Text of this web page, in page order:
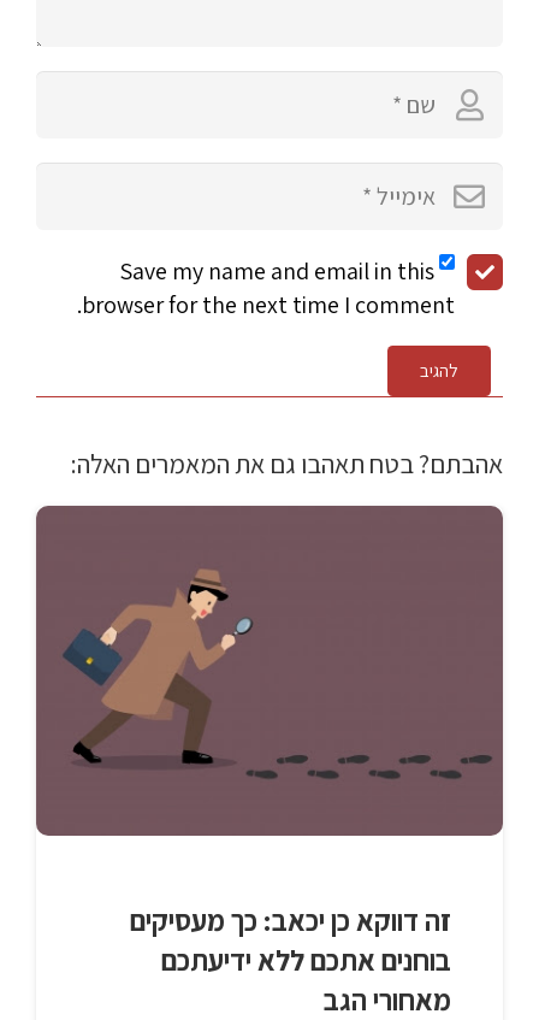
Save my name and email in this
browser for the next time I comment.
להגיב
אהבתם? בטח תאהבו גם את המאמרים האלה:
זה דווקא כן יכאב: כך מעסיקים
בוחנים אתכם ללא ידיעתכם
מאחורי הגב